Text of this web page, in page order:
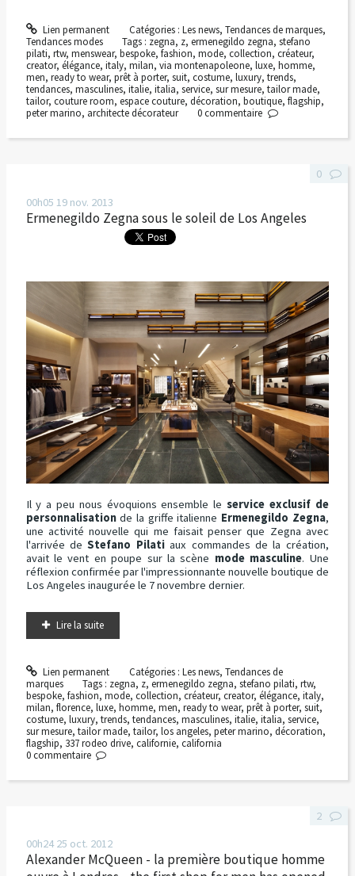
Lien permanent Catégories : Les news, Tendances de marques,
Tendances modes
Tags : zegna, z,ermenegildo zegna,stefano
pilati, rtw, menswear, bespoke, fashion, mode, collection, créateur,
creator, élégance, italy, milan, via montenapoleone, luxe, homme,
men, ready to wear, prêt à porter, suit, costume, luxury, trends,
tendances, masculines, italie, italia, service, sur mesure, tailor made,
tailor, couture room, espace couture, décoration, boutique, flagship,
peter marino, architecte décorateur 0commentaire
00h05 19 nov. 2013
Ermenegildo Zegna sous le soleil de Los Angeles
Il y a peu nous évoquions ensemble leservice exclusif de
personnalisationde la griffe italienne Ermenegildo Zegna,
une activité nouvelle qui me faisait penser que Zegna avec
l'arrivée deStefano Pilatiaux commandes de la création,
avait le vent en poupe sur la scène mode masculine. Une
réflexion confirmée par l'impressionnante nouvelle boutique de
Los Angeles inaugurée le 7 novembre dernier.
Lire la suite
Lien permanent Catégories : Les news, Tendances de
marques
Tags : zegna, z,ermenegildo zegna,stefano pilati,rtw,
bespoke, fashion, mode, collection, créateur, creator, élégance, italy,
milan, florence, luxe, homme, men, ready to wear, prêt à porter, suit,
costume, luxury, trends, tendances, masculines, italie, italia, service,
sur mesure, tailor made, tailor, los angeles, peter marino, décoration,
flagship, 337 rodeo drive, californie, california
0
0 commentaire
00h24 25 oct. 2012
Alexander McQueen - la première boutique homme
2